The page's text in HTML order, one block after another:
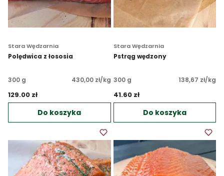
Stara Wędzarnia
Polędwica z łososia
300 g 430,00 zł/kg
129.00 zł
Do koszyka
Stara Wędzarnia
Pstrąg wędzony
300 g 138,67 zł/kg
41.60 zł
Do koszyka